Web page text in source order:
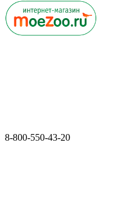
8-800-550-43-20